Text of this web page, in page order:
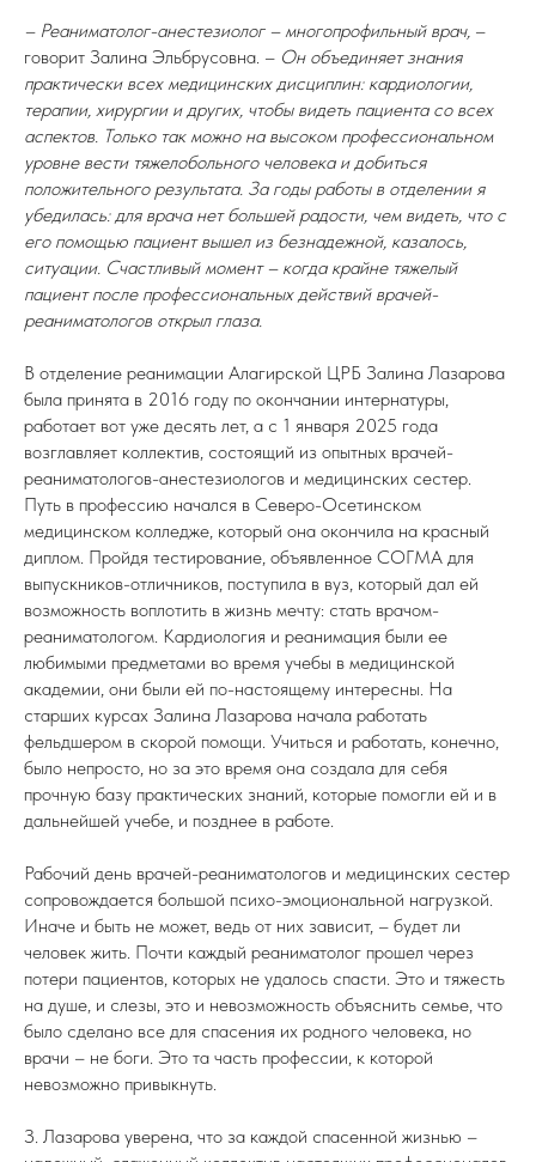
– Реаниматолог-анестезиолог – многопрофильный врач, –
говорит Залина Эльбрусовна. – Он объединяет знания
практически всех медицинских дисциплин: кардиологии,
терапии, хирургии и других, чтобы видеть пациента со всех
аспектов. Только так можно на высоком профессиональном
уровне вести тяжелобольного человека и добиться
положительного результата. За годы работы в отделении я
убедилась: для врача нет большей радости, чем видеть, что с
его помощью пациент вышел из безнадежной, казалось,
ситуации. Счастливый момент – когда крайне тяжелый
пациент после профессиональных действий врачей-
реаниматологов открыл глаза.
В отделение реанимации Алагирской ЦРБ Залина Лазарова
была принята в 2016 году по окончании интернатуры,
работает вот уже десять лет, а с 1 января 2025 года
возглавляет коллектив, состоящий из опытных врачей-
реаниматологов-анестезиологов и медицинских сестер.
Путь в профессию начался в Северо-Осетинском
медицинском колледже, который она окончила на красный
диплом. Пройдя тестирование, объявленное СОГМА для
выпускников-отличников, поступила в вуз, который дал ей
возможность воплотить в жизнь мечту: стать врачом-
реаниматологом. Кардиология и реанимация были ее
любимыми предметами во время учебы в медицинской
академии, они были ей по-настоящему интересны. На
старших курсах Залина Лазарова начала работать
фельдшером в скорой помощи. Учиться и работать, конечно,
было непросто, но за это время она создала для себя
прочную базу практических знаний, которые помогли ей и в
дальнейшей учебе, и позднее в работе.
Рабочий день врачей-реаниматологов и медицинских сестер
сопровождается большой психо-эмоциональной нагрузкой.
Иначе и быть не может, ведь от них зависит, – будет ли
человек жить. Почти каждый реаниматолог прошел через
потери пациентов, которых не удалось спасти. Это и тяжесть
на душе, и слезы, это и невозможность объяснить семье, что
было сделано все для спасения их родного человека, но
врачи – не боги. Это та часть профессии, к которой
невозможно привыкнуть.
З. Лазарова уверена, что за каждой спасенной жизнью –